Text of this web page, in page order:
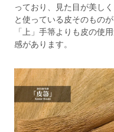
っており、見た目が美し
と使っている皮そのもの
「上」手箒よりも皮の使
感があります。